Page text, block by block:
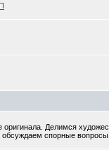
Делимся
спорные вопросы